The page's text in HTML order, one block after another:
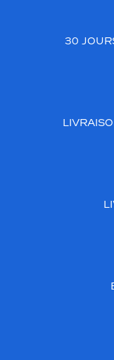
30